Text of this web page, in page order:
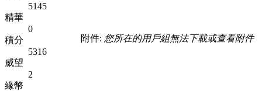
5145
精華
0
積分
5316
威望
2
緣幣
附件: 您所在的用戶組無法下載或查看附件